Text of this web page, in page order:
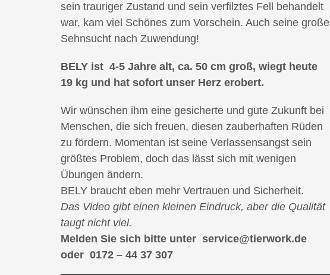
sein trauriger Zustand und sein verfilztes Fell behandelt
war, kam viel Schönes zum Vorschein. Auch seine große
Sehnsucht nach Zuwendung!
BELY ist 4-5 Jahre alt, ca. 50 cm groß, wiegt heute
19 kg und hat sofort unser Herz erobert.
Wir wünschen ihm eine gesicherte und gute Zukunft bei
Menschen, die sich freuen, diesen zauberhaften Rüden
zu fördern. Momentan ist seine Verlassensangst sein
größtes Problem, doch das lässt sich mit wenigen
Übungen ändern.
BELY braucht eben mehr Vertrauen und Sicherheit.
Das Video gibt einen kleinen Eindruck, aber die Qualität
taugt nicht viel.
Melden Sie sich bitte unter service@tierwork.de
oder 0172 – 44 37 307